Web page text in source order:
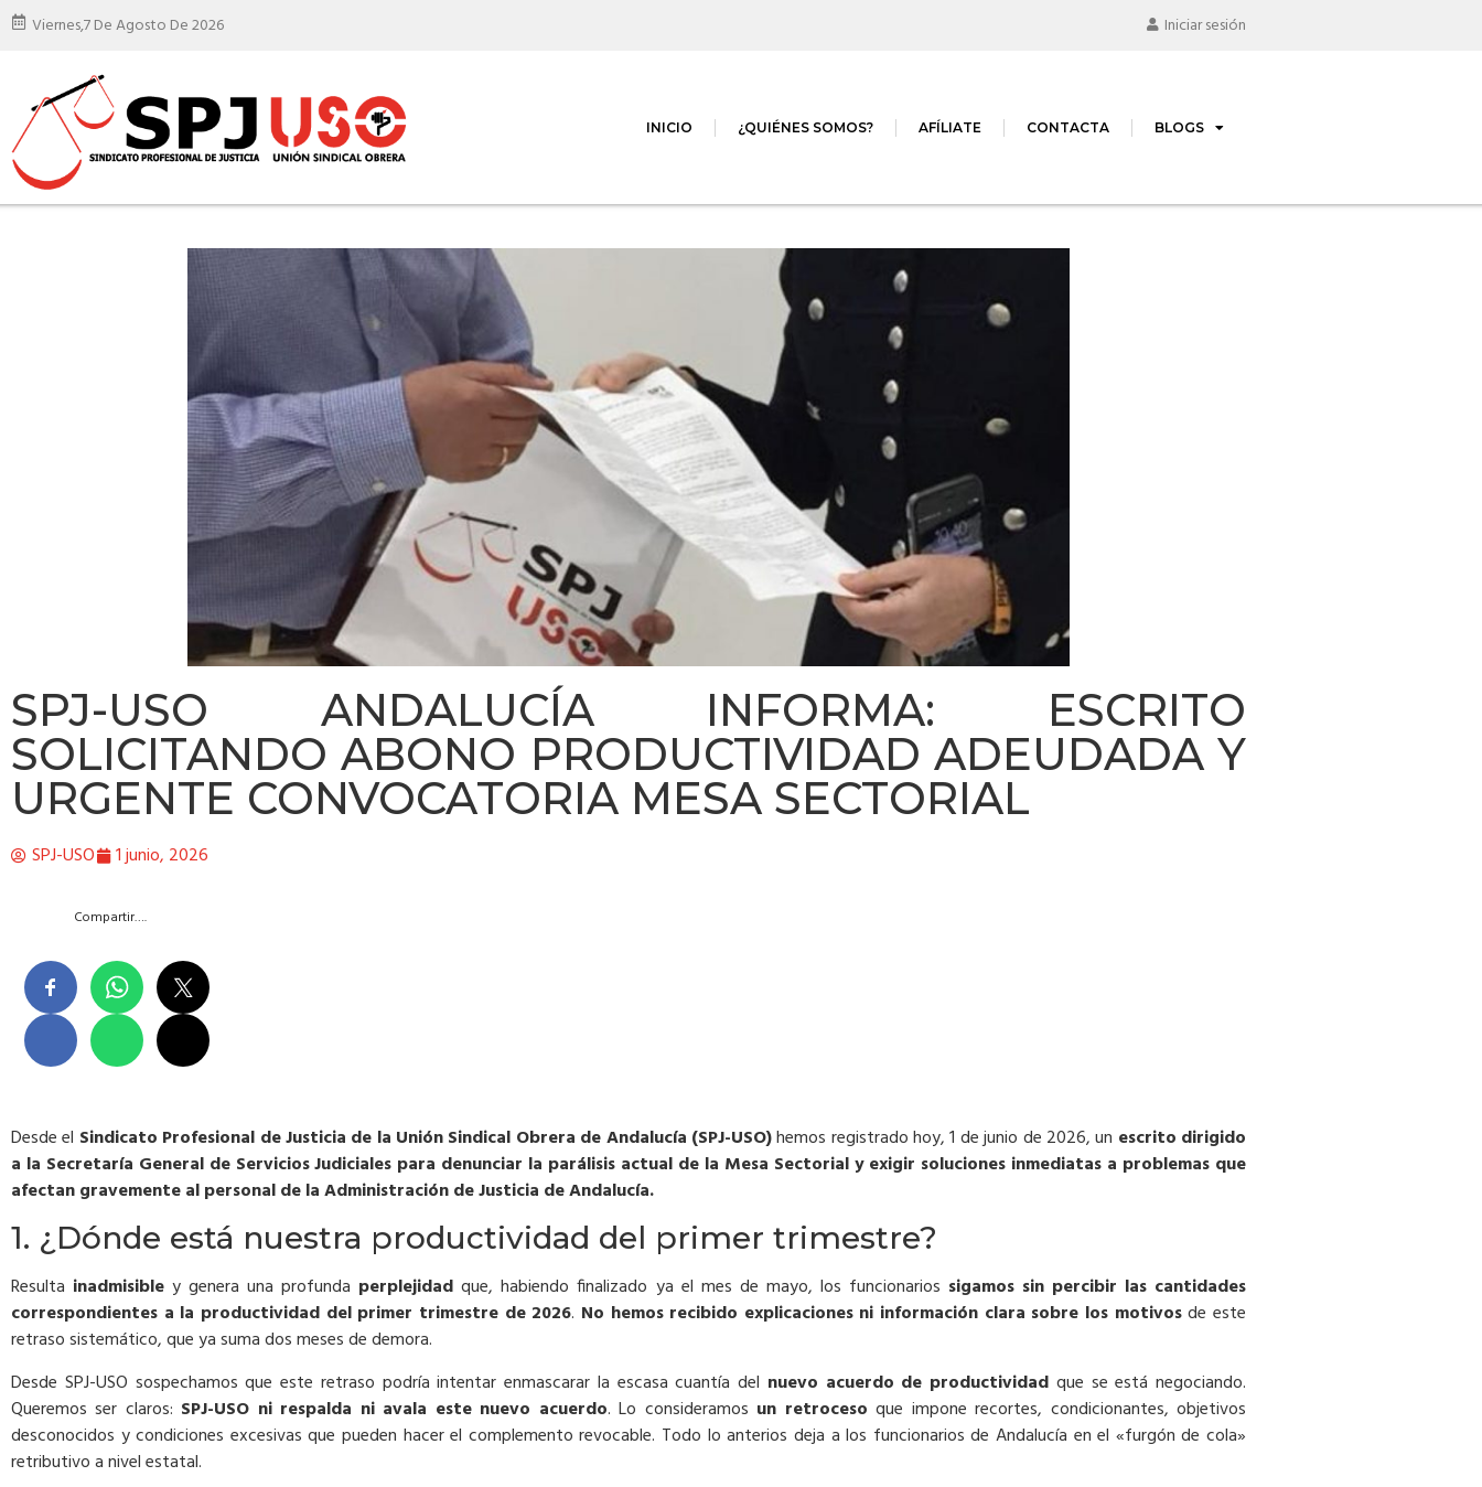
Viernes,7 De Agosto De 2026 Iniciar sesión
INICIO ¿QUIÉNES SOMOS? AFÍLIATE CONTACTA BLOGS
SPJ-USO ANDALUCÍA INFORMA: ESCRITO
SOLICITANDO ABONO PRODUCTIVIDAD ADEUDADA Y
URGENTE CONVOCATORIA MESA SECTORIAL
SPJ-USO 1 junio, 2026
Compartir….
Desde el Sindicato Profesional de Justicia de la Unión Sindical Obrera de Andalucía (SPJ-USO)hemos registrado hoy, 1 de junio de 2026, un escrito dirigido
a la Secretaría General de Servicios Judiciales para denunciar la parálisis actual de la Mesa Sectorial y exigir soluciones inmediatas a problemas que
afectan gravemente al personal de la Administración de Justicia de Andalucía.
1. ¿Dónde está nuestra productividad del primer trimestre?
Resulta inadmisible y genera una profunda perplejidad que, habiendo finalizado ya el mes de mayo, los funcionarios sigamos sin percibir las cantidades
correspondientes a la productividad del primer trimestre de 2026. No hemos recibido explicaciones ni información clara sobre los motivosde este
retraso sistemático, que ya suma dos meses de demora.
Desde SPJ-USO sospechamos que este retraso podría intentar enmascarar la escasa cuantía del nuevo acuerdo de productividad que se está negociando.
Queremos ser claros: SPJ-USO ni respalda ni avala este nuevo acuerdo. Lo consideramos un retroceso que impone recortes, condicionantes, objetivos
desconocidos y condiciones excesivas que pueden hacer el complemento revocable. Todo lo anterios deja a los funcionarios de Andalucía en el «furgón de cola»
retributivo a nivel estatal.